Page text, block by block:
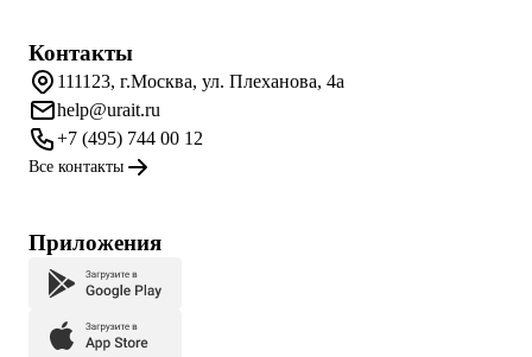
Контакты
111123, г.Москва, ул. Плеханова, 4а
help@urait.ru
+7 (495) 744 00 12
Все контакты
Приложения